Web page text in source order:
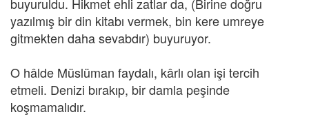
yazılmış bir din kitabı vermek, bin kere umreye
gitmekten daha sevabdır) buyuruyor.
O hâlde Müslüman faydalı, kârlı olan işi tercih
etmeli. Denizi bırakıp, bir damla peşinde
koşmamalıdır.